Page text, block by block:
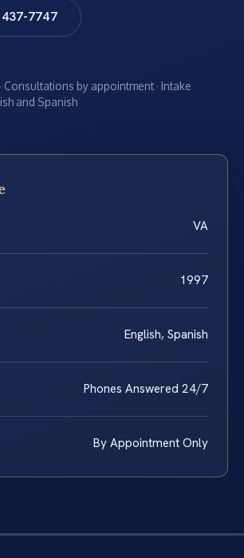
7747
Consultations by appointment · Intake
and Spanish
VA
1997
English, Spanish
Phones Answered 24/7
By Appointment Only